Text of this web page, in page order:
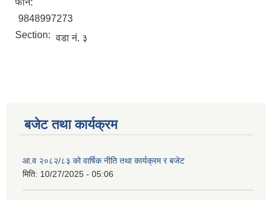
फोन:
9848997273
Section: वडा नं. ३
बजेट तथा कार्यक्रम
आ.व २०८२/८३ को वार्षिक नीति तथा कार्यक्रम र बजेट
मिति: 10/27/2025 - 05:06